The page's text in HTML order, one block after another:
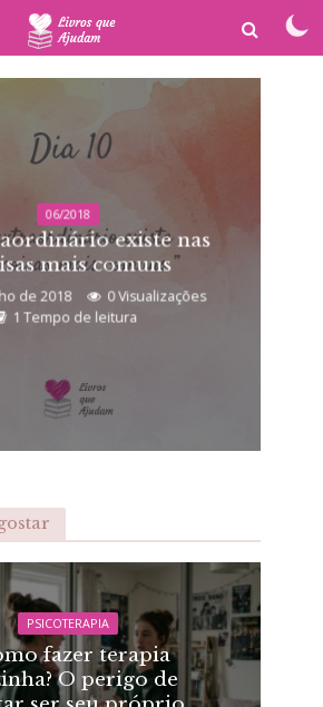
06/2018
existe nas
mais comuns
de 2018
0 Visualizações
1 Tempo de leitura
PSICOTERAPIA
fazer terapia
O perigo de